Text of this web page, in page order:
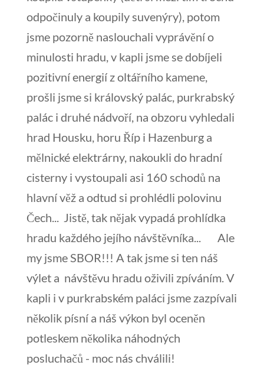
odpočinuly a koupily suvenýry), potom
jsme pozorně naslouchali vyprávění o
minulosti hradu, v kapli jsme se dobíjeli
pozitivní energií z oltářního kamene,
prošli jsme si královský palác, purkrabský
palác i druhé nádvoří, na obzoru vyhledali
hrad Housku, horu Říp i Hazenburg a
mělnické elektrárny, nakoukli do hradní
cisterny i vystoupali asi 160 schodů na
hlavní věž a odtud si prohlédli polovinu
Čech... Jistě, tak nějak vypadá prohlídka
hradu každého jejího návštěvníka... Ale
my jsme SBOR!!! A tak jsme si ten náš
výlet a návštěvu hradu oživili zpíváním. V
kapli i v purkrabském paláci jsme zazpívali
několik písní a náš výkon byl oceněn
potleskem několika náhodných
posluchačů - moc nás chválili!